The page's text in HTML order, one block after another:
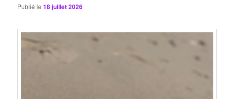
Publié le18 juillet 2026